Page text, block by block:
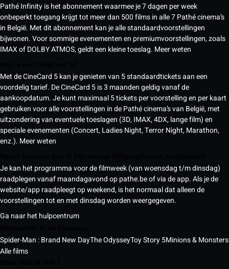
Pathé Infinity is het abonnement waarmee je 7 dagen per week
onbeperkt toegang krijgt tot meer dan 500 films in alle 7 Pathé cinema’s
in België. Met dit abonnement kan je alle standaardvoorstellingen
bijwonen. Voor sommige evenementen en premiumvoorstellingen, zoals
IMAX of DOLBY ATMOS, geldt een kleine toeslag. Meer weten
Met de CineCard 5 kan je genieten van 5 standaardtickets aan een
voordelig tarief. De CineCard 5 is 3 maanden geldig vanaf de
aankoopdatum. Je kunt maximaal 5 tickets per voorstelling en per kaart
gebruiken voor alle voorstellingen in de Pathé cinema’s van België, met
uitzondering van eventuele toeslagen (3D, IMAX, 4DX, lange film) en
speciale evenementen (Concert, Ladies Night, Terror Night, Marathon,
enz.). Meer weten
Je kan het programma voor de filmweek (van woensdag t/m dinsdag)
raadplegen vanaf maandagavond op pathe.be of via de app. Als je de
website/app raadpleegt op weekend, is het normaal dat alleen de
voorstellingen tot en met dinsdag worden weergegeven.
Ga naar het hulpcentrum
Spider-Man : Brand New DayThe OdysseyToy Story 5Minions & Monsters
Alle films